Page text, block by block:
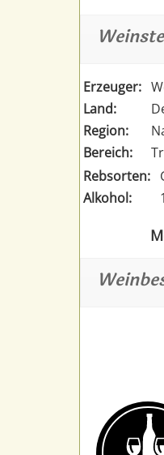
Erzeuger:
Land:
Region:
Bereich:
Rebsorten:
Alkohol: